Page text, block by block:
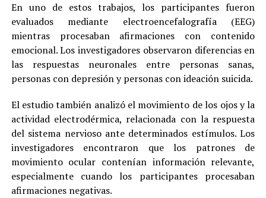
En uno de estos trabajos, los participantes fueron
evaluados mediante electroencefalografía (EEG)
mientras procesaban afirmaciones con contenido
emocional. Los investigadores observaron diferencias en
las respuestas neuronales entre personas sanas,
personas con depresión y personas con ideación suicida.
El estudio también analizó el movimiento de los ojos y la
actividad electrodérmica, relacionada con la respuesta
del sistema nervioso ante determinados estímulos. Los
investigadores encontraron que los patrones de
movimiento ocular contenían información relevante,
especialmente cuando los participantes procesaban
afirmaciones negativas.